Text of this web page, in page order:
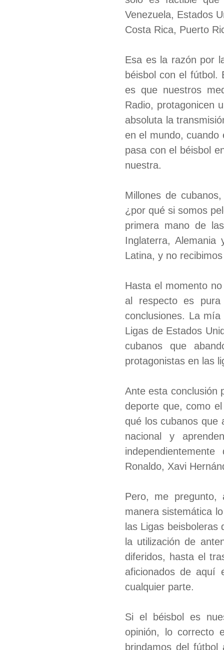
Venezuela, Estados
Costa Rica, Puerto
Esa es la razón por
béisbol con el
es que nuestros
Radio, protagonicen
absoluta la
en el mundo, cuando
pasa con el béisbol
nuestra.
Millones de
¿por qué si somos
primera mano de
Inglaterra,
Latina, y no
Hasta el momento
al respecto es
conclusiones. La
Ligas de Estados
cubanos que
protagonistas en las
Ante esta conclusión
deporte que, como
qué los cubanos que
nacional y
Ronaldo, Xavi
Pero, me pregunto,
manera sistemática
las Ligas
la utilización de
diferidos, hasta el
aficionados de aquí
cualquier parte.
Si el béisbol es
opinión, lo correcto
brindamos del